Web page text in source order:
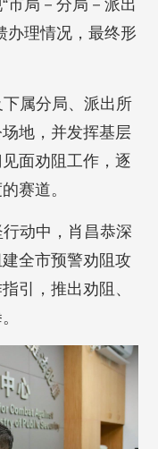
市局－分局－派出
办理情况，最终形
属分局、派出所
地，并发挥基层
面劝阻工作，逐
赛道。
动中，肖昌恭深
全市预警劝阻攻
引，推出劝阻、